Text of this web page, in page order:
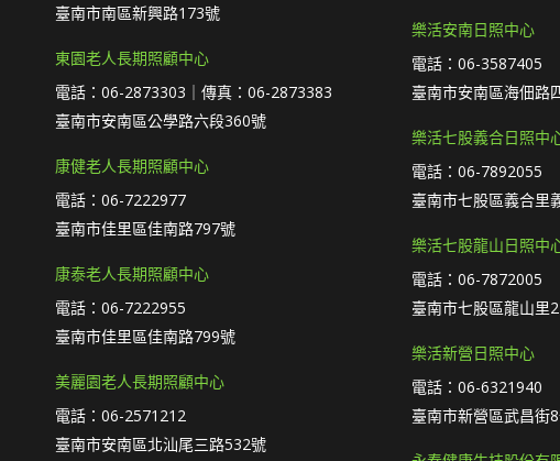
臺南市南區新興路173號
東園老人長期照顧中心
電話：06-2873303｜傳真：06-2873383
臺南市安南區公學路六段360號
康健老人長期照顧中心
電話：06-7222977
臺南市佳里區佳南路797號
康泰老人長期照顧中心
電話：06-7222955
臺南市佳里區佳南路799號
美麗園老人長期照顧中心
電話：06-2571212
臺南市安南區北汕尾三路532號
樂活安南日照中心
電話：06-3587405
臺南市安南區海佃路
樂活七股義合日照中
電話：06-7892055
臺南市七股區義合里
樂活七股龍山日照中
電話：06-7872005
臺南市七股區龍山里
樂活新營日照中心
電話：06-6321940
臺南市新營區武昌街